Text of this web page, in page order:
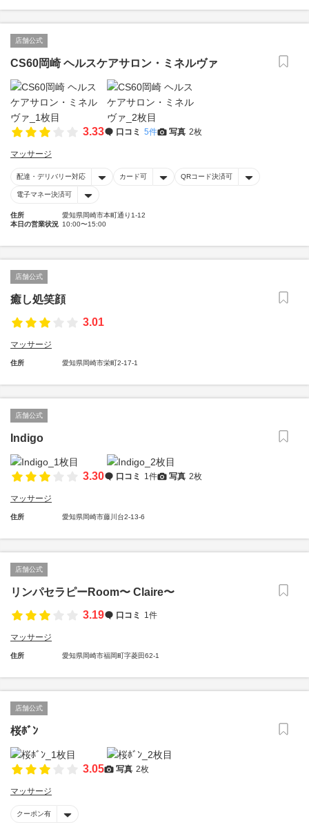
店舗公式
CS60岡崎 ヘルスケアサロン・ミネルヴァ
3.33 口コミ 5件 写真 2枚
マッサージ
配達・デリバリー対応 カード可 QRコード決済可
電子マネー決済可
住所
愛知県岡崎市本町通り1-12
本日の営業状況 10:00〜15:00
店舗公式
癒し処笑顔
3.01
マッサージ
住所 愛知県岡崎市栄町2-17-1
店舗公式
Indigo
3.30 口コミ 1件 写真 2枚
マッサージ
住所 愛知県岡崎市藤川台2-13-6
店舗公式
リンパセラピーRoom〜 Claire〜
3.19
口コミ 1件
マッサージ
住所 愛知県岡崎市福岡町字菱田62-1
店舗公式
桜ﾎﾞﾝ
3.05 写真 2枚
マッサージ
クーポン有